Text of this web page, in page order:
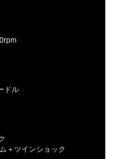
ドル
＋ツインショック